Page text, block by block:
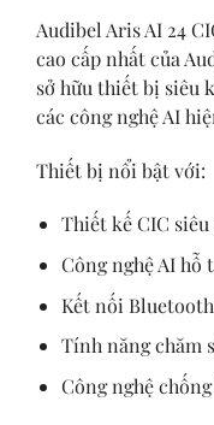
Audibel Aris AI 24
cao cấp nhất của
sở hữu thiết bị siêu
các công nghệ AI
Thiết bị nổi bật với:
Thiết kế CIC
Công nghệ AI
Kết nối
Tính năng chăm
Công nghệ